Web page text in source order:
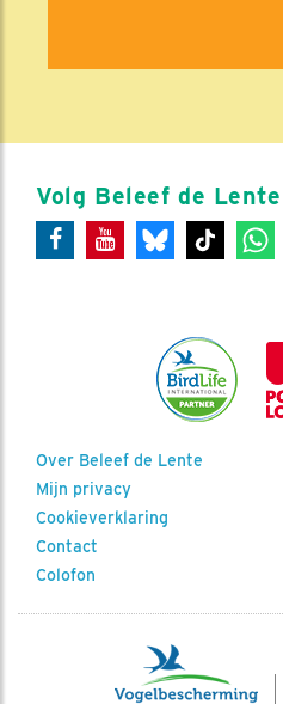
Volg Beleef de Lente
Over Beleef de Lente
Mijn privacy
Cookieverklaring
Contact
Colofon